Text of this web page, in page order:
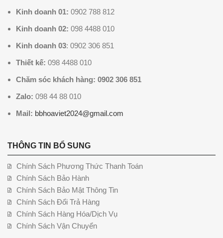
Kinh doanh 01: 0902 788 812
Kinh doanh 02: 098 4488 010
Kinh doanh 03: 0902 306 851
Thiết kế: 098 4488 010
Chăm sóc khách hàng: 0902 306 851
Zalo: 098 44 88 010
Mail: bbhoaviet2024@gmail.com
THÔNG TIN BỔ SUNG
Chính Sách Phương Thức Thanh Toán
Chính Sách Bảo Hành
Chính Sách Bảo Mật Thông Tin
Chính Sách Đổi Trả Hàng
Chính Sách Hàng Hóa/Dịch Vụ
Chính Sách Vận Chuyển